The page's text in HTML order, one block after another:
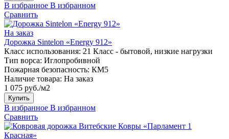
В избранное В избранном
Сравнить
На заказ
Дорожка Sintelon «Energy 912»
Класс использования: 21 Класс - бытовой, низкие нагрузки
Тип ворса: Иглопробивной
Пожарная безопасность: КМ5
Наличие товара: На заказ
1 075 руб./м2
Купить
В избранное В избранном
Сравнить